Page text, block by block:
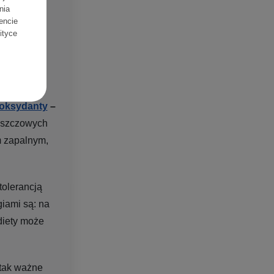
w
–
zapalnym,
są: na
może
ważne